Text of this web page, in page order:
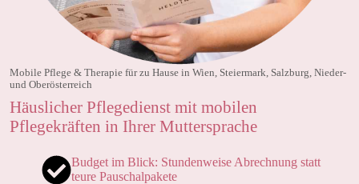
Mobile Pflege & Therapie für zu Hause in Wien, Steiermark, Salzburg, Nieder-
und Oberösterreich
Häuslicher Pflegedienst mit mobilen
Pflegekräften in Ihrer Muttersprache
Budget im Blick: Stundenweise Abrechnung statt
teure Pauschalpakete